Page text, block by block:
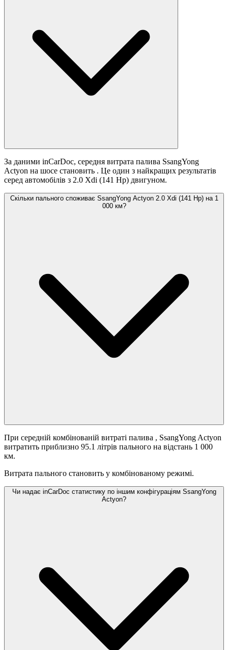
За даними inCarDoc, середня витрата палива SsangYong
Actyon на шосе становить . Це один з найкращих результатів
серед автомобілів з 2.0 Xdi (141 Hp) двигуном.
Скільки пального споживає SsangYong Actyon 2.0 Xdi (141 Hp) на 1
000 км?
При середній комбінованій витраті палива , SsangYong Actyon
витратить приблизно 95.1 літрів пального на відстань 1 000
км.
Витрата пального становить у комбінованому режимі.
Чи надає inCarDoc статистику по іншим конфігураціям SsangYong
Actyon?